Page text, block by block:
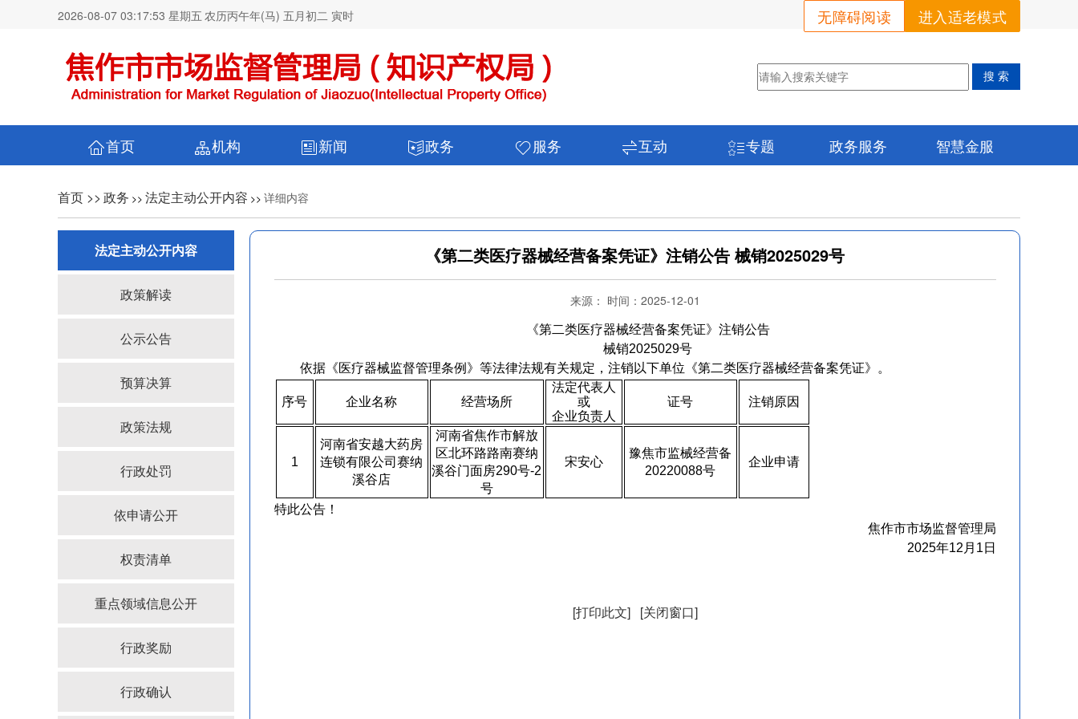
2026-08-07 03:17:53 星期五 农历丙午年(马) 五月初二 寅时 进入适老模式
无障碍阅读
首页 机构 新闻 政务 服务 互动 专题 政务服务 智慧金服
首页 >> 政务 >> 法定主动公开内容 >> 详细内容
法定主动公开内容
政策解读
公示公告
预算决算
政策法规
行政处罚
依申请公开
权责清单
重点领域信息公开
行政奖励
行政确认
《第二类医疗器械经营备案凭证》注销公告 械销2025029号
来源： 时间：2025-12-01
《第二类医疗器械经营备案凭证》注销公告
械销2025029号
依据《医疗器械监督管理条例》等法律法规有关规定，注销以下单位《第二类医疗器械经营备案凭证》。
序号 企业名称 经营场所
法定代表人
或
企业负责人
证号 注销原因
1
河南省安越大药房
连锁有限公司赛纳
溪谷店
河南省焦作市解放
区北环路路南赛纳
溪谷门面房290号-2
号
宋安心
豫焦市监械经营备
20220088号
企业申请
特此公告！
焦作市市场监督管理局
2025年12 月 1 日
[打印此文] [关闭窗口]